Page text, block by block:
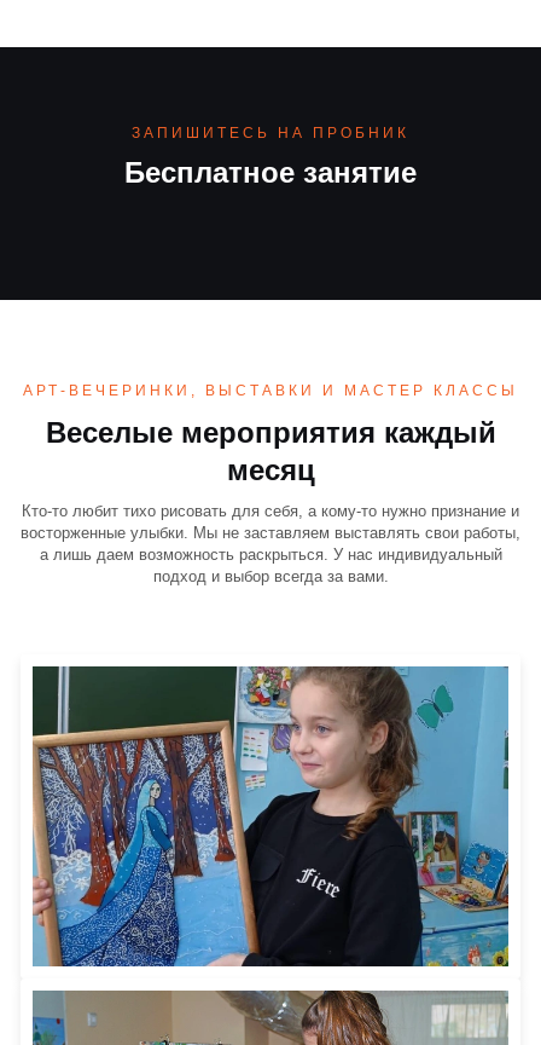
Бесплатное занятие
ЗАПИШИТЕСЬ НА ПРОБНИК
АРТ-ВЕЧЕРИНКИ, ВЫСТАВКИ И МАСТЕР КЛАССЫ
Веселые мероприятия каждый
месяц
Кто-то любит тихо рисовать для себя, а кому-то нужно признание и
восторженные улыбки. Мы не заставляем выставлять свои работы,
а лишь даем возможность раскрыться. У нас индивидуальный
подход и выбор всегда за вами.